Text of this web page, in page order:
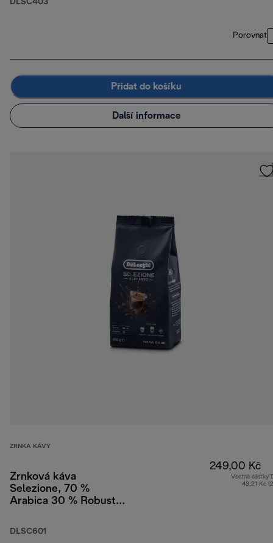
DLSC403
Porovnat
Přidat do košíku
Další informace
ZRNKA KÁVY
Zrnková káva
Selezione, 70 %
Arabica 30 % Robusta,
DLSC601
249,00 Kč
Včetně částky
43,21 Kč